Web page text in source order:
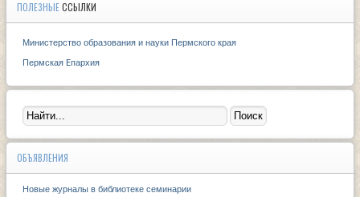
ПОЛЕЗНЫЕССЫЛКИ
Министерство образования и науки Пермского края
Пермская Eпархия
ОБЪЯВЛЕНИЯ
Новые журналы в библиотеке семинарии